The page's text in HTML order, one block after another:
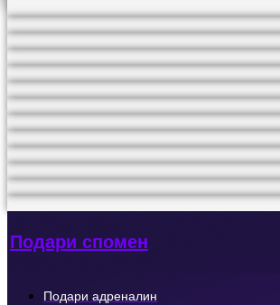
Подари спомен
Подари адреналин